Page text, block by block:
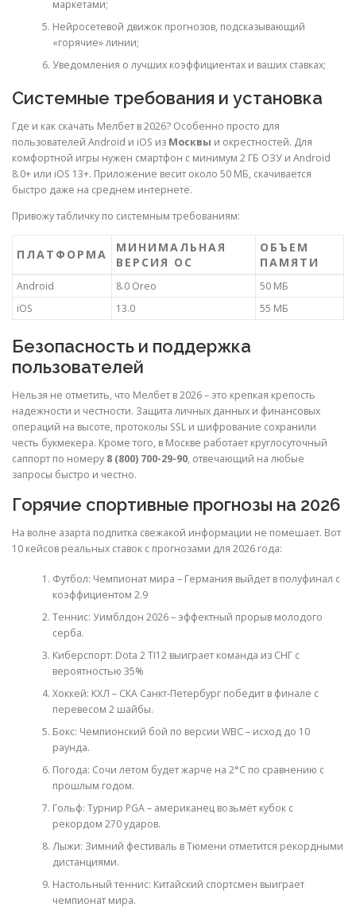
маркетами;
Нейросетевой движок прогнозов, подсказывающий
«горячие» линии;
Уведомления о лучших коэффициентах и ваших ставках;
Системные требования и установка
Где и как скачать Мелбет в 2026? Особенно просто для
пользователей Android и iOS из Москвы и окрестностей. Для
комфортной игры нужен смартфон с минимум 2 ГБ ОЗУ и Android
8.0+ или iOS 13+. Приложение весит около 50 МБ, скачивается
быстро даже на среднем интернете.
Привожу табличку по системным требованиям:
ПЛАТФОРМА
МИНИМАЛЬНАЯ
ВЕРСИЯ ОС
ОБЪЕМ
ПАМЯТИ
Android 8.0 Oreo
50 МБ
iOS
13.0 55 МБ
Безопасность и поддержка
пользователей
Нельзя не отметить, что Мелбет в 2026 – это крепкая крепость
надежности и честности. Защита личных данных и финансовых
операций на высоте, протоколы SSL и шифрование сохранили
честь букмекера. Кроме того, в Москве работает круглосуточный
саппорт по номеру 8 (800) 700-29-90, отвечающий на любые
запросы быстро и честно.
Горячие спортивные прогнозы на 2026
На волне азарта подпитка свежакой информации не помешает. Вот
10 кейсов реальных ставок с прогнозами для 2026 года:
Футбол: Чемпионат мира – Германия выйдет в полуфинал с
коэффициентом 2.9
Теннис: Уимблдон 2026 – эффектный прорыв молодого
серба.
Киберспорт: Dota 2 TI12 выиграет команда из СНГ с
вероятностью 35%
Хоккей: КХЛ – СКА Санкт-Петербург победит в финале с
перевесом 2 шайбы.
Бокс: Чемпионский бой по версии WBC – исход до 10
раунда.
Погода: Сочи летом будет жарче на 2°C по сравнению с
прошлым годом.
Гольф: Турнир PGA – американец возьмёт кубок с
рекордом 270 ударов.
Лыжи: Зимний фестиваль в Тюмени отметится рекордными
дистанциями.
Настольный теннис: Китайский спортсмен выиграет
чемпионат мира.